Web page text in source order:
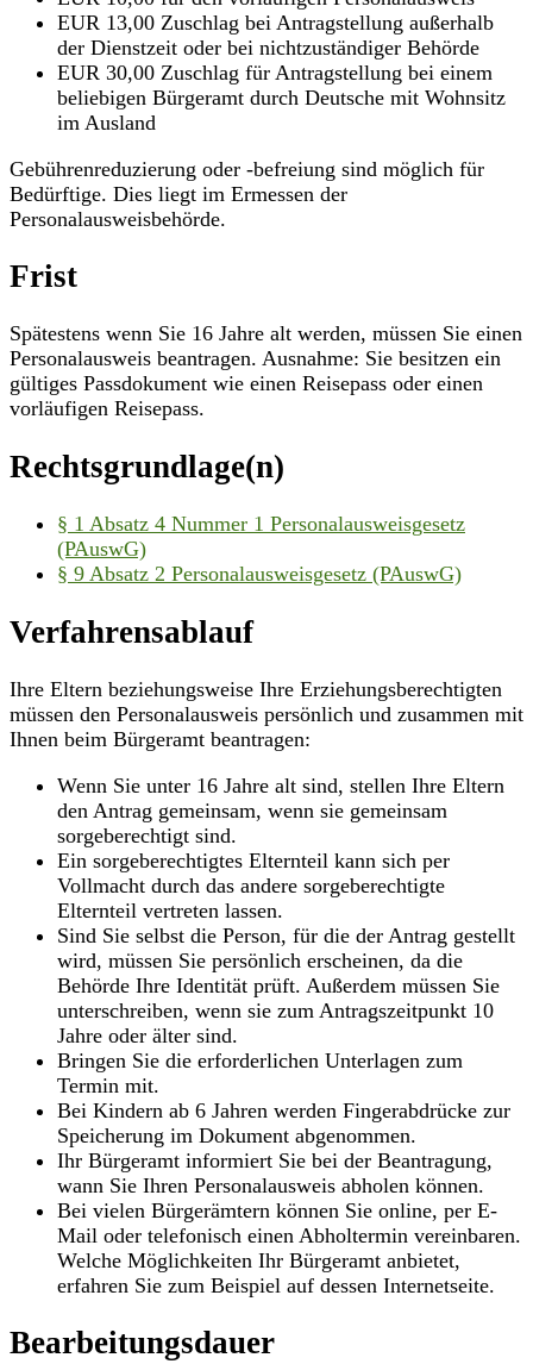
EUR 13,00 Zuschlag bei Antragstellung außerhalb
der Dienstzeit oder bei nichtzuständiger Behörde
EUR 30,00 Zuschlag für Antragstellung bei einem
beliebigen Bürgeramt durch Deutsche mit Wohnsitz
im Ausland
Gebührenreduzierung oder -befreiung sind möglich für
Bedürftige. Dies liegt im Ermessen der
Personalausweisbehörde.
Frist
Spätestens wenn Sie 16 Jahre alt werden, müssen Sie einen
Personalausweis beantragen. Ausnahme: Sie besitzen ein
gültiges Passdokument wie einen Reisepass oder einen
vorläufigen Reisepass.
Rechtsgrundlage(n)
§ 1 Absatz 4 Nummer 1 Personalausweisgesetz
(PAuswG)
§ 9 Absatz 2 Personalausweisgesetz (PAuswG)
Verfahrensablauf
Ihre Eltern beziehungsweise Ihre Erziehungsberechtigten
müssen den Personalausweis persönlich und zusammen mit
Ihnen beim Bürgeramt beantragen:
Wenn Sie unter 16 Jahre alt sind, stellen Ihre Eltern
den Antrag gemeinsam, wenn sie gemeinsam
sorgeberechtigt sind.
Ein sorgeberechtigtes Elternteil kann sich per
Vollmacht durch das andere sorgeberechtigte
Elternteil vertreten lassen.
Sind Sie selbst die Person, für die der Antrag gestellt
wird, müssen Sie persönlich erscheinen, da die
Behörde Ihre Identität prüft. Außerdem müssen Sie
unterschreiben, wenn sie zum Antragszeitpunkt 10
Jahre oder älter sind.
Bringen Sie die erforderlichen Unterlagen zum
Termin mit.
Bei Kindern ab 6 Jahren werden Fingerabdrücke zur
Speicherung im Dokument abgenommen.
Ihr Bürgeramt informiert Sie bei der Beantragung,
wann Sie Ihren Personalausweis abholen können.
Bei vielen Bürgerämtern können Sie online, per E-
Mail oder telefonisch einen Abholtermin vereinbaren.
Welche Möglichkeiten Ihr Bürgeramt anbietet,
erfahren Sie zum Beispiel auf dessen Internetseite.
Bearbeitungsdauer